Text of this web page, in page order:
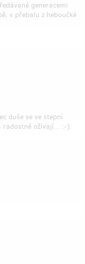
generacemi
v přebalu z heboučké
duše se ve stepní
radostně ožívají... :-).